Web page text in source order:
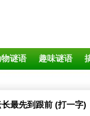
谜语 趣味谜语
长最先到跟前 (打一字)